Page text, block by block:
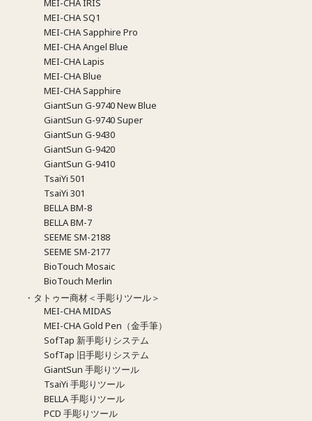
MEI-CHA SQ1
MEI-CHA Sapphire Pro
MEI-CHA Angel Blue
MEI-CHA Lapis
MEI-CHA Blue
MEI-CHA Sapphire
GiantSun G-9740 New Blue
GiantSun G-9740 Super
GiantSun G-9430
GiantSun G-9420
GiantSun G-9410
TsaiYi 501
TsaiYi 301
BELLA BM-8
BELLA BM-7
SEEME SM-2188
SEEME SM-2177
BioTouch Mosaic
BioTouch Merlin
・タトゥー商材＜手彫りツール＞
MEI-CHA MIDAS
MEI-CHA Gold Pen（金手筆）
SofTap 新手彫りシステム
SofTap 旧手彫りシステム
GiantSun 手彫りツール
TsaiYi 手彫りツール
BELLA 手彫りツール
PCD 手彫りツール